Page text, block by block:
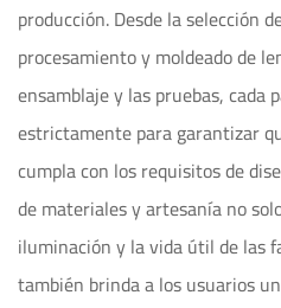
producción. Desde la selección
procesamiento y moldeado de
ensamblaje y las pruebas, cada
estrictamente para garantizar
cumpla con los requisitos de
de materiales y artesanía no
iluminación y la vida útil de las
también brinda a los usuarios